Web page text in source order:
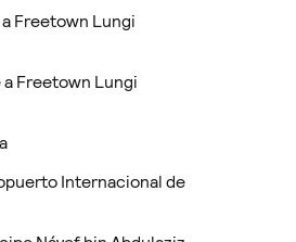
Freetown Lungi
Freetown Lungi
Internacional de